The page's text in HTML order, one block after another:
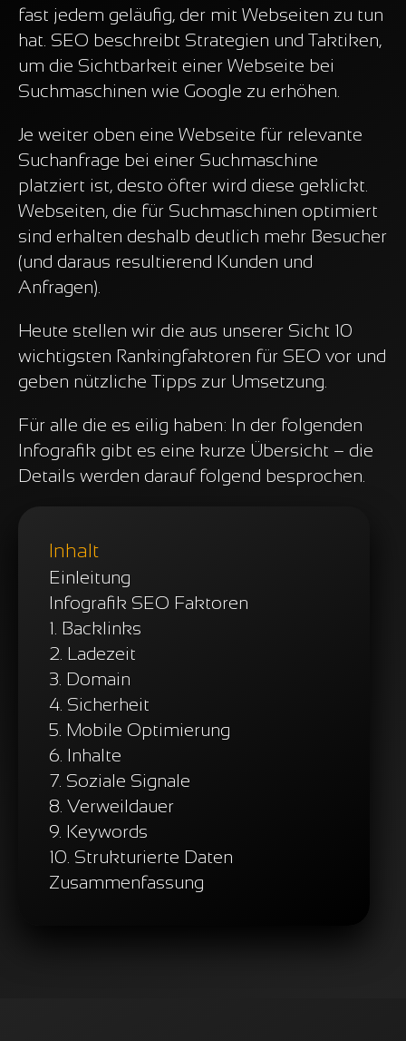
Inhalt
Einleitung
Infografik SEO Faktoren
1. Backlinks
2. Ladezeit
3. Domain
4. Sicherheit
5. Mobile Optimierung
6. Inhalte
7. Soziale Signale
8. Verweildauer
9. Keywords
10. Strukturierte Daten
Zusammenfassung
fast jedem geläufig, der mit Webseiten zu tun
hat. SEO beschreibt Strategien und Taktiken,
um die Sichtbarkeit einer Webseite bei
Suchmaschinen wie Google zu erhöhen.
Je weiter oben eine Webseite für relevante
Suchanfrage bei einer Suchmaschine
platziert ist, desto öfter wird diese geklickt.
Webseiten, die für Suchmaschinen optimiert
sind erhalten deshalb deutlich mehr Besucher
(und daraus resultierend Kunden und
Anfragen).
Heute stellen wir die aus unserer Sicht 10
wichtigsten Rankingfaktoren für SEO vor und
geben nützliche Tipps zur Umsetzung.
Für alle die es eilig haben: In der folgenden
Infografik gibt es eine kurze Übersicht – die
Details werden darauf folgend besprochen.